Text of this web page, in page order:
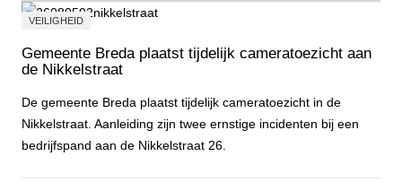
VEILIGHEID
Gemeente Breda plaatst tijdelijk cameratoezicht aan
de Nikkelstraat
De gemeente Breda plaatst tijdelijk cameratoezicht in de
Nikkelstraat. Aanleiding zijn twee ernstige incidenten bij een
bedrijfspand aan de Nikkelstraat 26.